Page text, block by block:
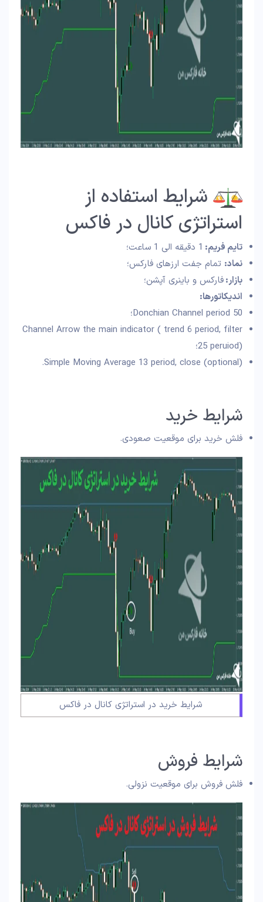
شرایط استفاده از
استراتژی کانال در فاکس
تایم فریم: 1 دقیقه الی 1 ساعت؛
نماد: تمام جفت ارزهای فارکس؛
بازار:فارکس و باینری آپشن؛
اندیکاتورها:
Donchian Channel period 50؛
Channel Arrow the main indicator ( trend 6 period, filter
25 peruiod)؛
Simple Moving Average 13 period, close (optional).
شرایط خرید
فلش خرید برای موقعیت صعودی.
شرایط خرید در استراتژی کانال در فاکس
شرایط فروش
فلش فروش برای موقعیت نزولی.